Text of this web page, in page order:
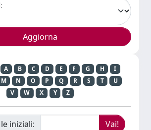
A B C D E F G H
I
M N O P Q R S T
U
V
W X Y Z
iniziali: